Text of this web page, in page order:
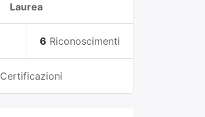
Laurea
6 Riconoscimenti
Certificazioni